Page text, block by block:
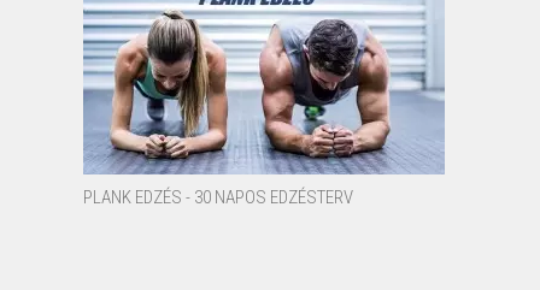
PLANK EDZÉS - 30 NAPOS EDZÉSTERV